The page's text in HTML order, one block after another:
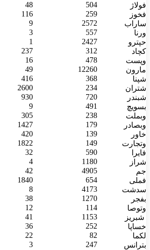
فولاژ 504
48
فخوز
259
116
ساراب
2572
9
ورنا
557
3
حپترو
2427
1
کچاد
312
237
وپست
478
16
مارون
12260
49
شپنا
368
416
شتران
234
2600
شبندر
720
930
بسویچ
491
9
وبملت
238
305
وبصادر
179
1427
خاور
139
420
وتجارت
149
1822
فایرا
590
32
شراز
1180
4
جم
4905
42
فملی
654
1840
سدشت
4173
8
بفجر
1270
38
وتوصا
114
12
شبریز
1153
41
خساپا
252
36
لکما
82
22
بترانس
247
3